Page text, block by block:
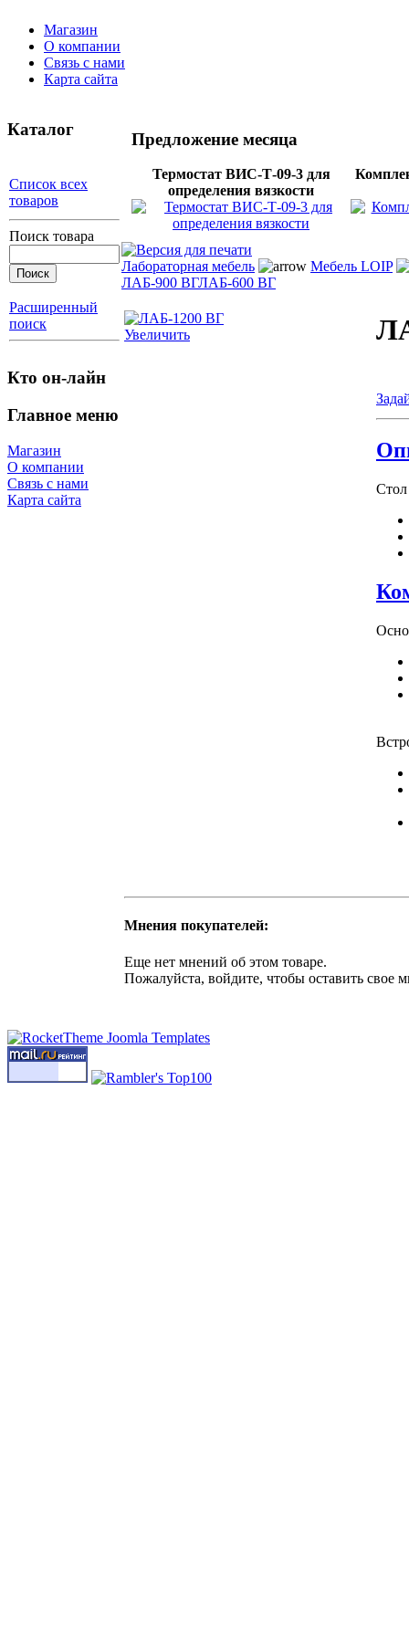
Магазин
О компании
Связь с нами
Карта сайта
Каталог
Список всех
товаров
Поиск товара
Расширенный
поиск
Кто он-лайн
Главное меню
Магазин
О компании
Связь с нами
Карта сайта
Предложение месяца
Термостат ВИС-Т-09-3 для
определения вязкости
Лабораторная мебель
Мебель LOIP
ЛАБ-900 ВГЛАБ-600 ВГ
Увеличить
Мнения покупателей:
Еще нет мнений об этом товаре.
Пожалуйста, войдите, чтобы оставить свое